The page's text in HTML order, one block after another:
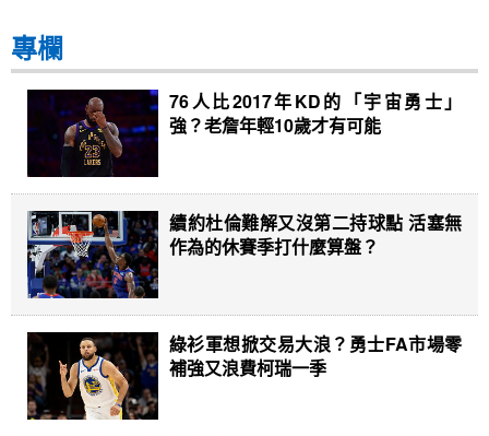
專欄
76人比2017年KD的「宇宙勇士」
強？老詹年輕10歲才有可能
續約杜倫難解又沒第二持球點 活塞無
作為的休賽季打什麼算盤？
綠衫軍想掀交易大浪？勇士FA市場零
補強又浪費柯瑞一季